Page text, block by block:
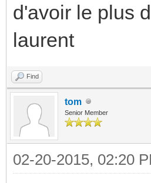
d'avoir le plus
laurent
Find
tom
Senior Member
02-20-2015, 02:20